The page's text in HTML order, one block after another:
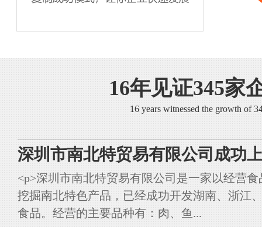
16年见证345家
16 years witnessed the growth of
深圳市南北特贸易有限公司成功
<p>深圳市南北特贸易有限公司是一家以经营
挖掘南北特色产品，已经成功开发湖南、浙江
食品。经营的主要品种有：肉、鱼...